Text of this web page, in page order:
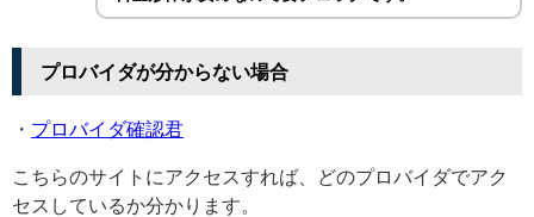
プロバイダが分からない場合
・ プロバイダ確認君
こちらのサイトにアクセスすれば、どのプロバイダでアク
セスしているか分かります。